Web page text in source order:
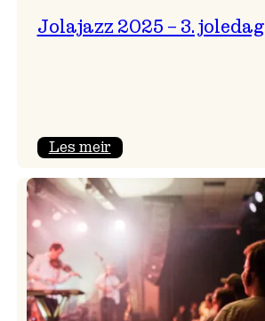
Jolajazz 2025 – 3. joledag
Les meir:
2025
–
joledag